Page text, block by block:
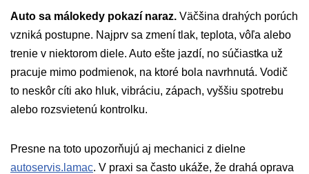
Auto sa málokedy pokazí naraz. Väčšina drahých porúch
vzniká postupne. Najprv sa zmení tlak, teplota, vôľa alebo
trenie v niektorom diele. Auto ešte jazdí, no súčiastka už
pracuje mimo podmienok, na ktoré bola navrhnutá. Vodič
to neskôr cíti ako hluk, vibráciu, zápach, vyššiu spotrebu
alebo rozsvietenú kontrolku.
Presne na toto upozorňujú aj mechanici z dielne
autoservis.lamac. V praxi sa často ukáže, že drahá oprava